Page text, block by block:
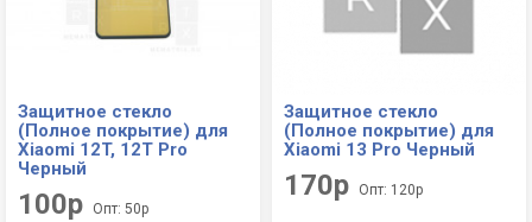
Защитное стекло
(Полное покрытие) для
Xiaomi 12T, 12T Pro
Черный
100р Опт: 50р
Защитное стекло
(Полное покрытие) для
Xiaomi 13 Pro Черный
170р Опт: 120р